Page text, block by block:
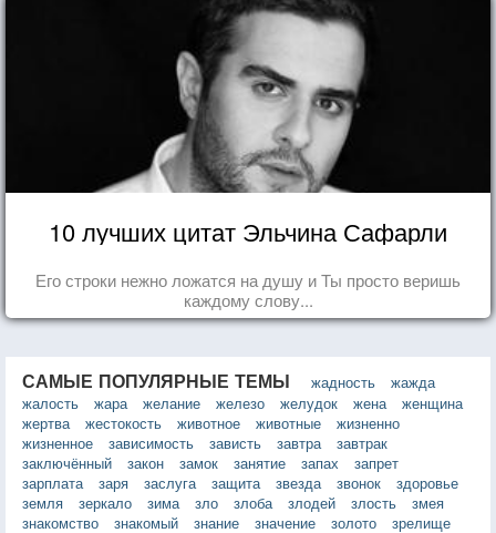
10 лучших цитат Эльчина Сафарли
Его строки нежно ложатся на душу и Ты просто веришь
каждому слову...
САМЫЕ ПОПУЛЯРНЫЕ ТЕМЫ жадность
жажда
жалость
жара желание железо желудок жена
женщина
жертва
жестокость животное животные
жизненно
жизненное
зависимость зависть завтра
завтрак
заключённый
закон замок занятие запах
запрет
зарплата
заря заслуга защита звезда звонок
здоровье
земля
зеркало зима зло злоба злодей злость
змея
знакомство
знакомый знание значение золото
зрелище